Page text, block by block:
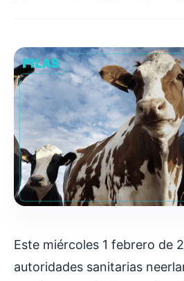
Este miércoles 1 febrero de
autoridades sanitarias